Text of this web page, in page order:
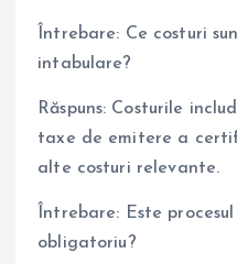
Întrebare: Ce costuri
intabulare?
Răspuns: Costurile
taxe de emitere a
alte costuri relevante.
Întrebare: Este
obligatoriu?